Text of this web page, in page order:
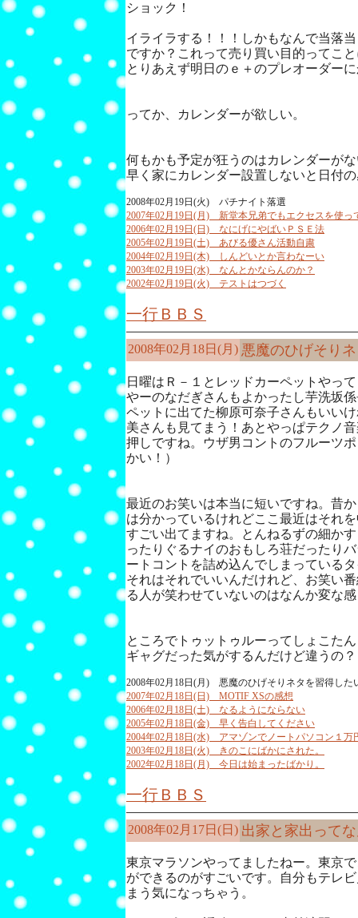
ショック！
イライラする！！！しかもなんで当落
ですか？これって売り買い目的ってこ
とりあえず明日のｅ＋のプレオーダー
ってか、カレンダーが欲しい。
何もかも予定が狂うのはカレンダーが
早く家にカレンダー設置しないと日付
2008年02月19日(火) パチナイト落選
2007年02月19日(月) 新堂本兄弟でもエクセスを使っ
2006年02月19日(日) なにげにやばいＰＳＥ法
2005年02月19日(土) あびる優さん活動自粛
2004年02月19日(木) しんどいとか言わなーい
2003年02月19日(水) なんとかならんのか？
2002年02月19日(火) テストはつづく
一行ＢＢＳ
2008年02月18日(月) 悪魔のひげそり
日曜はＲ－１とレッドカーペットやっ
やーのなだぎさんもよかったし芋洗坂
ペットに出てた柳原可奈子さんもいい
美さんも見てまう！あとやっぱテクノ
押しですね。ウザ男コントのフルーツ
かい！）
最近のお笑いは本当に短いですね。昔
は分かっているけれどここ最近はそれ
すごい出てますね。とんねるずの細か
ったりぐるナイのおもしろ荘だったり
ートコントを詰め込んでしまっている
それはそれでいいんだけれど、お笑い
る人が笑わせていないのはなんか変な
ところでトゥットゥルーってしょこた
ギャグだった気がするんだけど違うの？
2008年02月18日(月) 悪魔のひげそりネタを習得した
2007年02月18日(日) MOTIF XSの感想
2006年02月18日(土) なるようにならない
2005年02月18日(金) 早く告白してください
2004年02月18日(水) アマゾンでノートパソコン１万
2003年02月18日(火) きのこにばかにされた。
2002年02月18日(月) 今日は始まったばかり。
一行ＢＢＳ
2008年02月17日(日) 出家と家出って
東京マラソンやってましたねー。東京
ができるのがすごいです。自分もテレ
まう気になっちゃう。